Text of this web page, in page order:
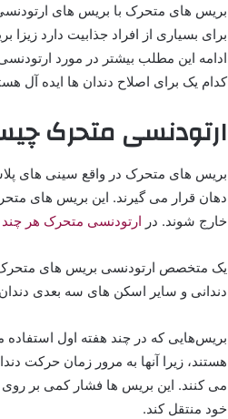
بریس های متحرک با بریس های
برای بسیاری از افراد جذابیت دارد
ادامه این مطلب بیشتر در مورد
کدام یک برای اصلاح دندان ها ایده آل
ارتودنسی متحرک
بریس های متحرک در واقع سینی های
دهان قرار می گیرند. این بریس های
خارج شوند. در ارتودنسی متحرک هر چند
یک متخصص ارتودنسی بریس های
دندانی و سایر اسکن های سه بعدی
بریس‌هایی که در چند هفته اول
هستند، زیرا آنها به مرور زمان حرکت
می کنند. این بریس ها فشار کمی بر روی
خود منتقل کند.